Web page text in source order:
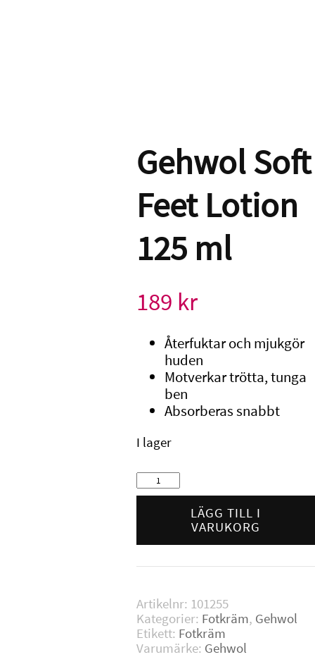
Gehwol Soft
Feet Lotion
125 ml
189 kr
Återfuktar och mjukgör
huden
Motverkar trötta, tunga
ben
Absorberas snabbt
I lager
Gehwol
Soft
125
ml
LÄGG TILL I
VARUKORG
Artikelnr: 101255
Kategorier: Fotkräm, Gehwol
Etikett: Fotkräm
Varumärke: Gehwol